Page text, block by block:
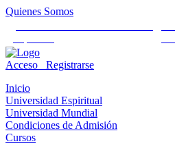
Quienes Somos
Acceso
Registrarse
Inicio
Universidad Espiritual
Universidad Mundial
Condiciones de Admisión
Cursos